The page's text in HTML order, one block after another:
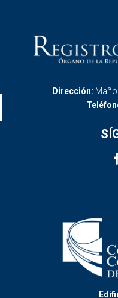
Dirección: